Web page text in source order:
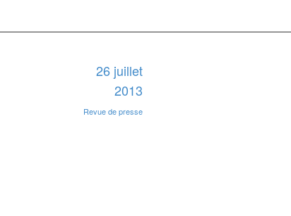
26 juillet
2013
Revue de presse